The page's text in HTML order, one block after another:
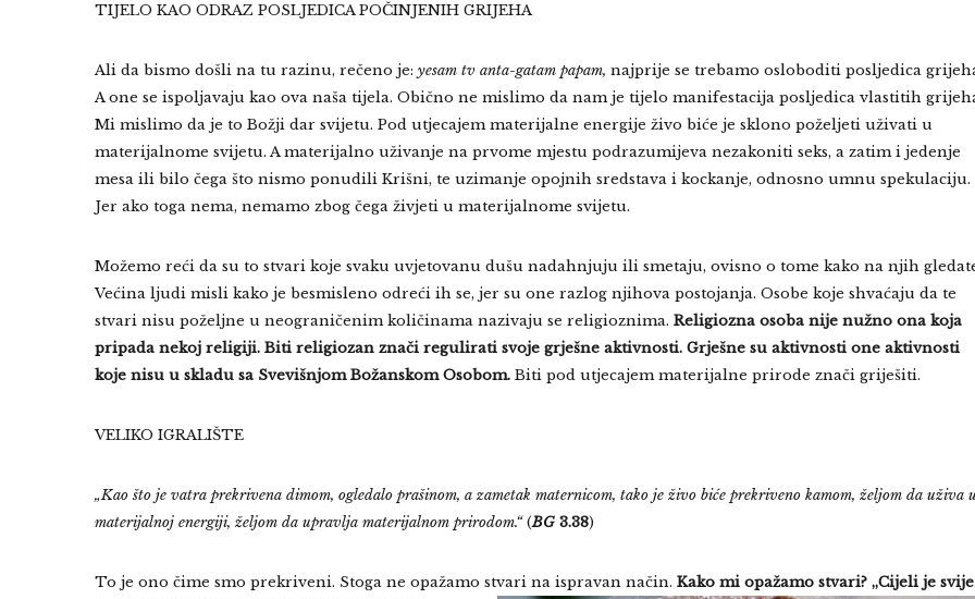
TIJELO KAO ODRAZ POSLJEDICA POČINJENIH GRIJEHA
Ali da bismo došli na tu razinu, rečeno je: yesam tv anta-gatam papam, najprije se trebamo osloboditi posljedica
A one se ispoljavaju kao ova naša tijela. Obično ne mislimo da nam je tijelo manifestacija posljedica vlastitih
Mi mislimo da je to Božji dar svijetu. Pod utjecajem materijalne energije živo biće je sklono poželjeti uživati u
materijalnome svijetu. A materijalno uživanje na prvome mjestu podrazumijeva nezakoniti seks, a zatim i jedenje
mesa ili bilo čega što nismo ponudili Krišni, te uzimanje opojnih sredstava i kockanje, odnosno umnu spekulaciju.
Jer ako toga nema, nemamo zbog čega živjeti u materijalnome svijetu.
Možemo reći da su to stvari koje svaku uvjetovanu dušu nadahnjuju ili smetaju, ovisno o tome kako na njih
Većina ljudi misli kako je besmisleno odreći ih se, jer su one razlog njihova postojanja. Osobe koje shvaćaju da te
stvari nisu poželjne u neograničenim količinama nazivaju se religioznima. Religiozna osoba nije nužno ona koja
pripada nekoj religiji. Biti religiozan znači regulirati svoje grješne aktivnosti. Grješne su aktivnosti one aktivnosti
koje nisu u skladu sa Svevišnjom Božanskom Osobom. Biti pod utjecajem materijalne prirode znači griješiti.
VELIKO IGRALIŠTE
„Kao što je vatra prekrivena dimom, ogledalo prašinom, a zametak maternicom, tako je živo biće prekriveno kamom, željom da uživa
materijalnoj energiji, željom da upravlja materijalnom prirodom.“(BG 3.38)
To je ono čime smo prekriveni. Stoga ne opažamo stvari na ispravan način. Kako mi opažamo stvari? „Cijeli je